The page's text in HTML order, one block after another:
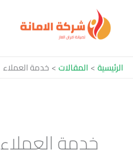
المحتوى
الرئيسية المقالات خدمة العملاء
خدمة العملاء